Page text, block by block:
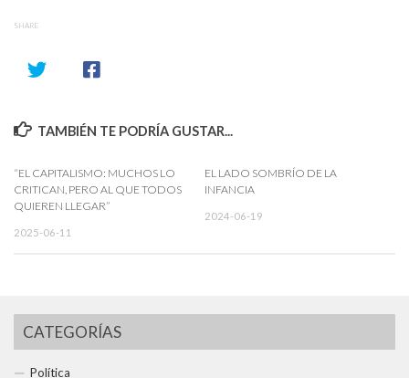
SHARE
TAMBIÉN TE PODRÍA GUSTAR...
“EL CAPITALISMO: MUCHOS LO
CRITICAN, PERO AL QUE TODOS
QUIEREN LLEGAR”
2025-06-11
EL LADO SOMBRÍO DE LA
INFANCIA
2024-06-19
CATEGORÍAS
Política